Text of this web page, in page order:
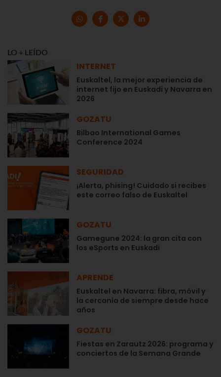
LO + LEÍDO
INTERNET
Euskaltel, la mejor experiencia de
internet fijo en Euskadi y Navarra en
2026
GOZATU
Bilbao International Games
Conference 2024
SEGURIDAD
¡Alerta, phising! Cuidado si recibes
este correo falso de Euskaltel
GOZATU
Gamegune 2024: la gran cita con
los eSports en Euskadi
APRENDE
Euskaltel en Navarra: fibra, móvil y
la cercanía de siempre desde hace
años
GOZATU
Fiestas en Zarautz 2026: programa y
conciertos de la Semana Grande